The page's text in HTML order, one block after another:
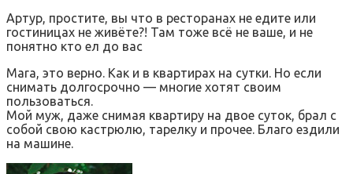
Артур, простите, вы что в ресторанах не едите или
гостиницах не живёте?! Там тоже всё не ваше, и не
понятно кто ел до вас
Mara, это верно. Как и в квартирах на сутки. Но если
снимать долгосрочно — многие хотят своим
пользоваться.
Мой муж, даже снимая квартиру на двое суток, брал с
собой свою кастрюлю, тарелку и прочее. Благо ездили
на машине.